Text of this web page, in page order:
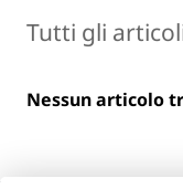
Tutti gli
Nessun articolo